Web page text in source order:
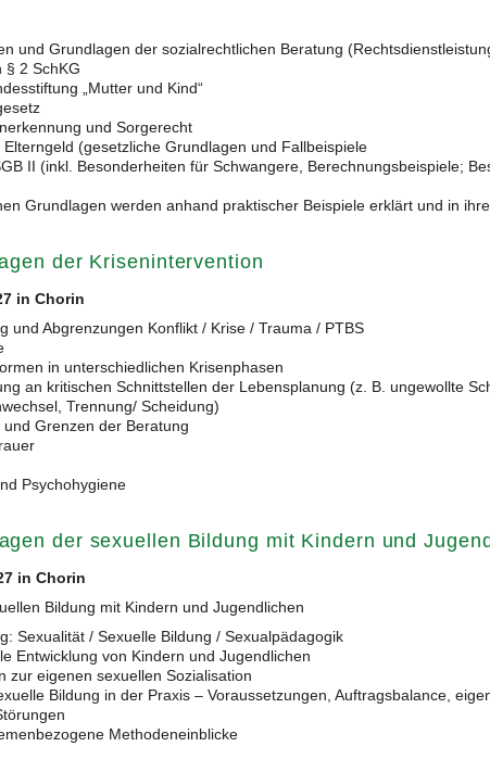
und Grundlagen der sozialrechtlichen Beratung
§ 2 SchKG
„Mutter und Kind“
und Sorgerecht
Elterngeld (gesetzliche Grundlagen und Fallbeispiele
II (inkl. Besonderheiten für Schwangere, Berechnungsbeispiele;
Grundlagen werden anhand praktischer Beispiele erklärt und in
der Krisenintervention
in Chorin
und Abgrenzungen Konflikt / Krise / Trauma / PTBS
in unterschiedlichen Krisenphasen
an kritischen Schnittstellen der Lebensplanung (z. B. ungewollte
Trennung/ Scheidung)
und Grenzen der Beratung
Psychohygiene
der sexuellen Bildung mit Kindern und
in Chorin
Bildung mit Kindern und Jugendlichen
Sexualität / Sexuelle Bildung / Sexualpädagogik
Entwicklung von Kindern und Jugendlichen
zur eigenen sexuellen Sozialisation
Bildung in der Praxis – Voraussetzungen, Auftragsbalance,
Methodeneinblicke